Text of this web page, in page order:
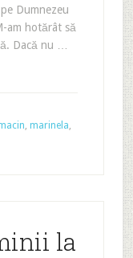
Dumnezeu
am hotărât să
Dacă nu …
, marinela,
la